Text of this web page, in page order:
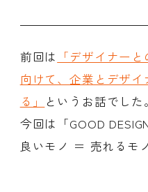
メンバーシッ
メンバーシッ
メンバーシッ
メルマガ登録 デザイ
ソーシャルメディアポ
前回は 「デザイナー
向けて、企業とデザ
る」
というお話でした。
今回は「GOOD
良いモノ ＝ 売れるモ